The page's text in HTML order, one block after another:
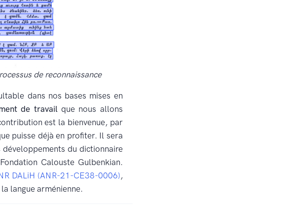
de reconnaissance
dans nos bases mises en
de travail que nous allons
est la bienvenue, par
puisse déjà en profiter. Il sera
du dictionnaire
Calouste Gulbenkian.
DALiH (ANR-21-CE38-0006),
langue arménienne.